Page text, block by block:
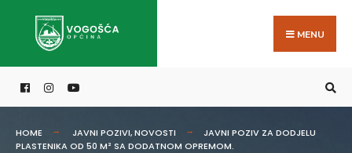
MENU
HOME JAVNI POZIVI,NOVOSTI
JAVNI POZIV ZA DODJELU
PLASTENIKA OD 50 M² SA DODATNOM OPREMOM.
for: